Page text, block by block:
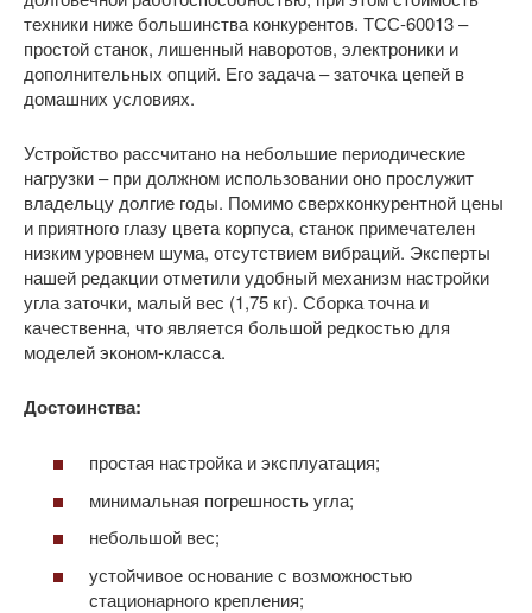
техники ниже большинства конкурентов. ТСС-60013 –
простой станок, лишенный наворотов, электроники и
дополнительных опций. Его задача – заточка цепей в
домашних условиях.
Устройство рассчитано на небольшие периодические
нагрузки – при должном использовании оно прослужит
владельцу долгие годы. Помимо сверхконкурентной цены
и приятного глазу цвета корпуса, станок примечателен
низким уровнем шума, отсутствием вибраций. Эксперты
нашей редакции отметили удобный механизм настройки
угла заточки, малый вес (1,75 кг). Сборка точна и
качественна, что является большой редкостью для
моделей эконом-класса.
Достоинства:
простая настройка и эксплуатация;
минимальная погрешность угла;
небольшой вес;
устойчивое основание с возможностью
стационарного крепления;